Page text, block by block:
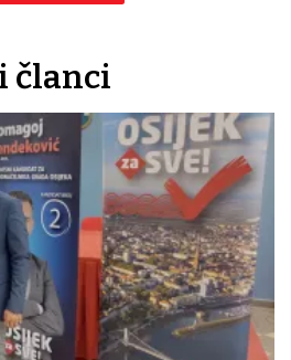
članci